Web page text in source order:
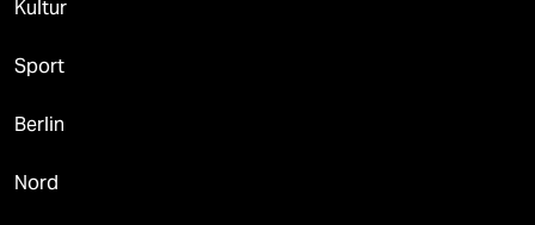
Kultur
Sport
Berlin
Nord